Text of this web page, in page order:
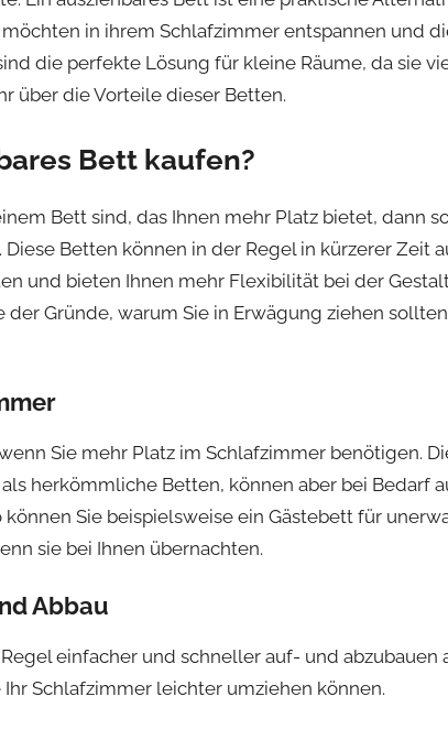
in ihrem Schlafzimmer entspannen und
die perfekte Lösung für kleine Räume, da sie
über die Vorteile dieser Betten.
Bett kaufen?
Bett sind, das Ihnen mehr Platz bietet, dann
Betten können in der Regel in kürzerer Zeit
und bieten Ihnen mehr Flexibilität bei der
Gründe, warum Sie in Erwägung ziehen
Sie mehr Platz im Schlafzimmer benötigen.
herkömmliche Betten, können aber bei Bedarf
können Sie beispielsweise ein Gästebett für
sie bei Ihnen übernachten.
Abbau
einfacher und schneller auf- und abzubauen
Schlafzimmer leichter umziehen können.